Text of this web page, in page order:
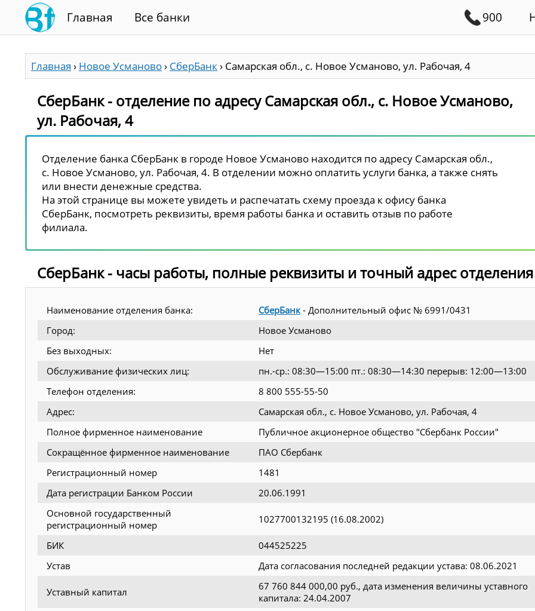
Главная Все банки 900
Главная › Новое Усманово› СберБанк› Самарская обл., с. Новое Усманово, ул. Рабочая, 4
СберБанк - отделение по адресу Самарская обл., с. Новое Усманово,
ул. Рабочая, 4
Отделение банка СберБанк в городе Новое Усманово находится по адресу Самарская обл.,
с. Новое Усманово, ул. Рабочая, 4. В отделении можно оплатить услуги банка, а также снять
или внести денежные средства.
На этой странице вы можете увидеть и распечатать схему проезда к офису банка
СберБанк, посмотреть реквизиты, время работы банка и оставить отзыв по работе
филиала.
СберБанк - часы работы, полные реквизиты и точный адрес отделения
Наименование отделения банка: СберБанк - Дополнительный офис № 6991/0431
Город:
Новое Усманово
Без выходных:
Нет
Обслуживание физических лиц:
пн.-ср.: 08:30—15:00 пт.: 08:30—14:30 перерыв: 12:00—13:00
Телефон отделения:
8 800 555-55-50
Адрес:
Самарская обл., с. Новое Усманово, ул. Рабочая, 4
Полное фирменное наименование
Публичное акционерное общество "Сбербанк России"
Сокращённое фирменное наименование
ПАО Сбербанк
Регистрационный номер
1481
Дата регистрации Банком России
20.06.1991
Основной государственный
регистрационный номер
1027700132195 (16.08.2002)
БИК
044525225
Устав
Дата согласования последней редакции устава: 08.06.2021
Уставный капитал
67 760 844 000,00 руб., дата изменения величины уставного
капитала: 24.04.2007